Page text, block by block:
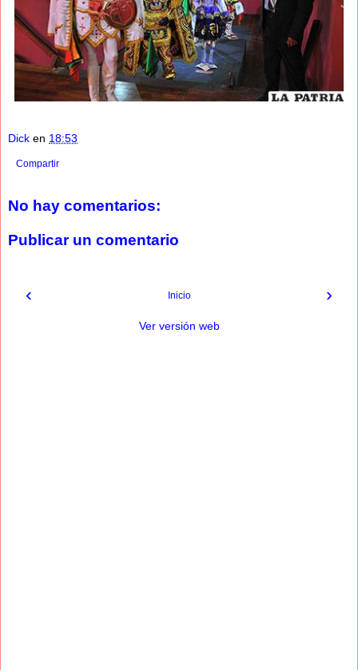
Dick en 18:53
Compartir
No hay comentarios:
Publicar un comentario
‹ ›
Inicio
Ver versión web